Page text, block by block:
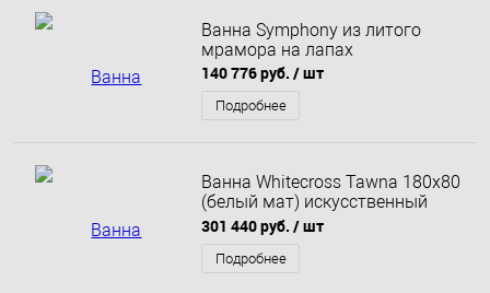
Ванна Symphony из литого
мрамора на лапах
140 776 руб. / шт
Подробнее
Ванна Whitecross Tawna 180x80
(белый мат) искусственный
камень
301 440 руб. / шт
Подробнее